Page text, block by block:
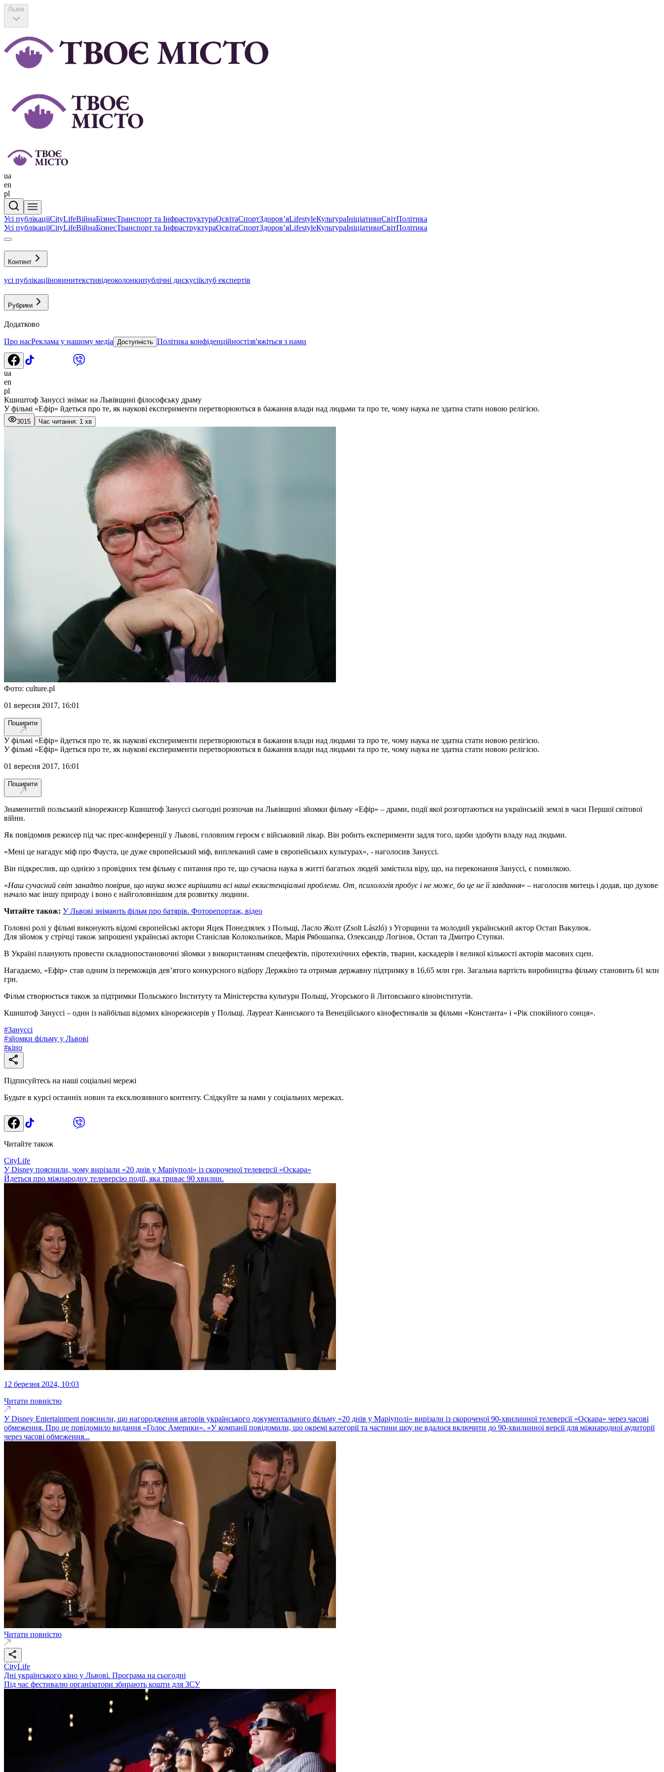
Львів
ua
en
pl
Усі публікаціїCityLifeВійнаБізнесТранспорт та ІнфраструктураОсвітаСпортЗдоровʼяLifestyleКультураІніціативиСвітПолітика
Усі публікаціїCityLifeВійнаБізнесТранспорт та ІнфраструктураОсвітаСпортЗдоровʼяLifestyleКультураІніціативиСвітПолітика
Контент
усі публікаціїновинитекстивідеоколонкипублічні дискусіїклуб експертів
Рубрики
Додатково
Про насРеклама у нашому медіа Доступність Політика конфіденційностізв'яжіться з нами
ua
en
pl
Кшиштоф Зануссі знімає на Львівщині філософську драму
У фільмі «Ефір» йдеться про те, як наукові експерименти перетворюються в бажання влади над людьми та про те, чому наука не здатна стати новою релігією.
3015 Час читання: 1 хв
Фото: culture.pl
01 вересня 2017, 16:01
Поширити
У фільмі «Ефір» йдеться про те, як наукові експерименти перетворюються в бажання влади над людьми та про те, чому наука не здатна стати новою релігією.
У фільмі «Ефір» йдеться про те, як наукові експерименти перетворюються в бажання влади над людьми та про те, чому наука не здатна стати новою релігією.
01 вересня 2017, 16:01
Поширити
Знаменитий польський кінорежисер Кшиштоф Зануссі сьогодні розпочав на Львівщині зйомки фільму «Ефір» – драми, події якої розгортаються на українській землі в часи Першої світової
війни.
Як повідомив режисер під час прес-конференції у Львові, головним героєм є військовий лікар. Він робить експерименти задля того, щоби здобути владу над людьми.
«Мені це нагадує міф про Фауста, це дуже європейський міф, виплеканий саме в європейських культурах», - наголосив Зануссі.
Він підкреслив, що однією з провідних тем фільму є питання про те, що сучасна наука в житті багатьох людей замістила віру, що, на переконання Зануссі, є помилкою.
«Наш сучасний світ занадто повірив, що наука може вирішити всі наші екзистенціальні проблеми. От, психологія пробує і не може, бо це не її завдання» – наголосив митець і додав, що духове
начало має іншу природу і воно є найголовнішим для розвитку людини.
Читайте також: У Львові знімають фільм про батярів. Фоторепортаж, відео
Головні ролі у фільмі виконують відомі європейські актори Яцек Понедзялек з Польщі, Ласло Жолт (Zsolt László) з Угорщини та молодий український актор Остап Вакулюк.
Для зйомок у стрічці також запрошені українські актори Станіслав Колокольніков, Марія Рябошапка, Олександр Логінов, Остап та Дмитро Ступки.
В Україні планують провести складнопостановочні зйомки з використанням спецефектів, піротехнічних ефектів, тварин, каскадерів і великої кількості акторів масових сцен.
Нагадаємо, «Ефір» став одним із переможців дев’ятого конкурсного відбору Держкіно та отримав державну підтримку в 16,65 млн грн. Загальна вартість виробництва фільму становить 61 млн
грн.
Фільм створюється також за підтримки Польського Інституту та Міністерства культури Польщі, Угорського й Литовського кіноінститутів.
Кшиштоф Зануссі – один із найбільш відомих кінорежисерів у Польщі. Лауреат Каннського та Венеційського кінофестивалів за фільми «Константа» і «Рік спокійного сонця».
#Зануссі
#зйомки фільму у Львові
#кіно
Підписуйтесь на наші соціальні мережі
Будьте в курсі останніх новин та ексклюзивного контенту. Слідкуйте за нами у соціальних мережах.
Читайте також
CityLife
У Disney пояснили, чому вирізали «20 днів у Маріуполі» із скороченої телеверсії «Оскара»
Йдеться про міжнародну телеверсію події, яка триває 90 хвилин.
12 березня 2024, 10:03
Читати повністю
У Disney Entertainment пояснили, що нагородження авторів українського документального фільму «20 днів у Маріуполі» вирізали із скороченої 90-хвилинної телеверсії «Оскара» через часові
обмеження. Про це повідомило видання «Голос Америки». «У компанії повідомили, що окремі категорії та частини шоу не вдалося включити до 90-хвилинної версії для міжнародної аудиторії
через часові обмеження...
Читати повністю
CityLife
Дні українського кіно у Львові. Програма на сьогодні
Під час фестивалю організатори збирають кошти для ЗСУ